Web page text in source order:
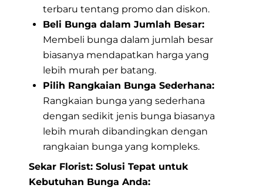
terbaru tentang promo dan diskon.
Beli Bunga dalam Jumlah Besar:
Membeli bunga dalam jumlah besar
biasanya mendapatkan harga yang
lebih murah per batang.
Pilih Rangkaian Bunga Sederhana:
Rangkaian bunga yang sederhana
dengan sedikit jenis bunga biasanya
lebih murah dibandingkan dengan
rangkaian bunga yang kompleks.
Sekar Florist: Solusi Tepat untuk
Kebutuhan Bunga Anda: